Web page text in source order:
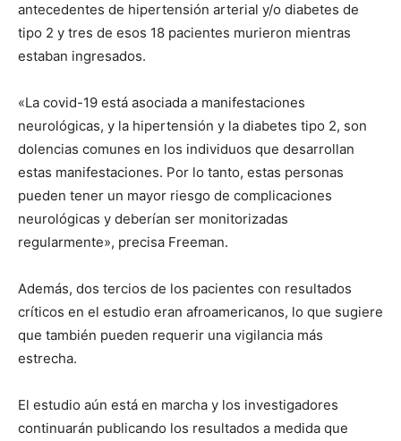
antecedentes de hipertensión arterial y/o diabetes de
tipo 2 y tres de esos 18 pacientes murieron mientras
estaban ingresados.
«La covid-19 está asociada a manifestaciones
neurológicas, y la hipertensión y la diabetes tipo 2, son
dolencias comunes en los individuos que desarrollan
estas manifestaciones. Por lo tanto, estas personas
pueden tener un mayor riesgo de complicaciones
neurológicas y deberían ser monitorizadas
regularmente», precisa Freeman.
Además, dos tercios de los pacientes con resultados
críticos en el estudio eran afroamericanos, lo que sugiere
que también pueden requerir una vigilancia más
estrecha.
El estudio aún está en marcha y los investigadores
continuarán publicando los resultados a medida que